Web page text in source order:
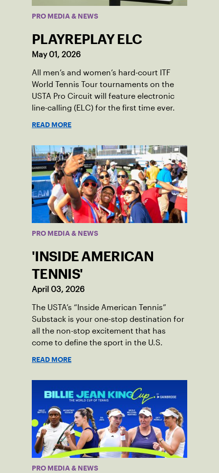
PRO MEDIA & NEWS
PLAYREPLAY ELC
May 01, 2026
All men’s and women’s hard-court ITF
World Tennis Tour tournaments on the
USTA Pro Circuit will feature electronic
line-calling (ELC) for the first time ever.
READ MORE
PRO MEDIA & NEWS
'INSIDE AMERICAN
TENNIS'
April 03, 2026
The USTA’s “Inside American Tennis”
Substack is your one-stop destination for
all the non-stop excitement that has
come to define the sport in the U.S.
READ MORE
PRO MEDIA & NEWS